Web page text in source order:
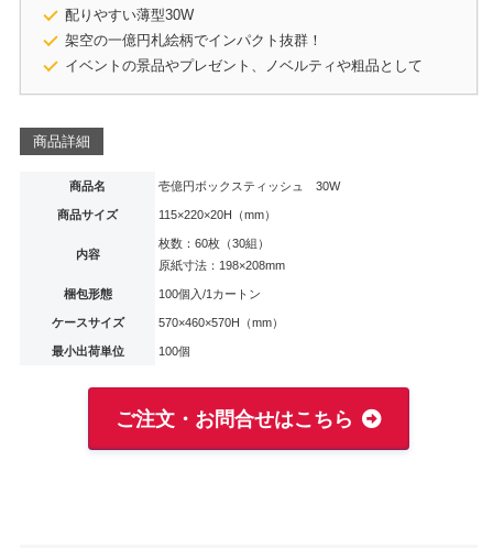
配りやすい薄型30W
架空の一億円札絵柄でインパクト抜群！
イベントの景品やプレゼント、ノベルティや粗品として
商品詳細
商品名 壱億円ボックスティッシュ 30W
商品サイズ 115×220×20H（mm）
内容
枚数：60枚（30組）
原紙寸法：198×208mm
梱包形態 100個入/1カートン
ケースサイズ 570×460×570H（mm）
最小出荷単位 100個
ご注文・お問合せはこちら